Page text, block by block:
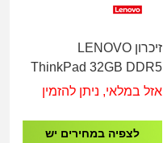
זיכרון LENOVO
ThinkPad 32GB DDR5
5600MHz SoDIMM
אזל במלאי, ניתן להזמין
לצפיה במחירים יש